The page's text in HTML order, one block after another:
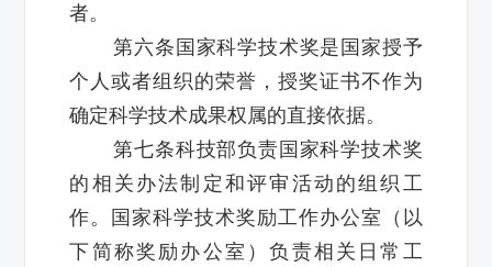
者。
第六条国家科学技术奖是国家授予
个人或者组织的荣誉，授奖证书不作为
确定科学技术成果权属的直接依据。
第七条科技部负责国家科学技术奖
的相关办法制定和评审活动的组织工
作。国家科学技术奖励工作办公室（以
下简称奖励办公室）负责相关日常工